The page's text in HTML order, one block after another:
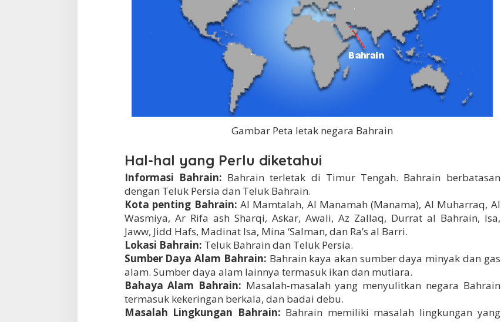
Gambar Peta letak negara Bahrain
Hal-hal yang Perlu diketahui
Informasi Bahrain: Bahrain terletak di Timur Tengah. Bahrain berbatasan
dengan Teluk Persia dan Teluk Bahrain.
Kota penting Bahrain: Al Mamtalah, Al Manamah (Manama), Al Muharraq, Al
Wasmiya, Ar Rifa ash Sharqi, Askar, Awali, Az Zallaq, Durrat al Bahrain, Isa,
Jaww, Jidd Hafs, Madinat Isa, Mina ‘Salman, dan Ra’s al Barri.
Lokasi Bahrain: Teluk Bahrain dan Teluk Persia.
Sumber Daya Alam Bahrain: Bahrain kaya akan sumber daya minyak dan gas
alam. Sumber daya alam lainnya termasuk ikan dan mutiara.
Bahaya Alam Bahrain: Masalah-masalah yang menyulitkan negara Bahrain
termasuk kekeringan berkala, dan badai debu.
Masalah Lingkungan Bahrain: Bahrain memiliki masalah lingkungan yang